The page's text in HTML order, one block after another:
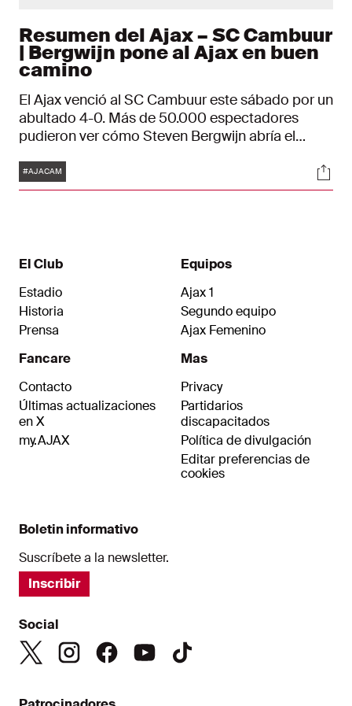
Resumen del Ajax – SC Cambuur
| Bergwijn pone al Ajax en buen
camino
El Ajax venció al SC Cambuur este sábado por un
abultado 4-0. Más de 50.000 espectadores
pudieron ver cómo Steven Bergwijn abría el
primera mitad. Devyne Rensch y Mohammed
Kudus aumentaron la ventaja el marcador
contra el Rangers FC.
Etiquetas
#AJACAM
El Club
Estadio
Historia
Prensa
Fancare
Contacto
Últimas actualizaciones
en X
my.AJAX
Equipos
Ajax 1
Segundo equipo
Ajax Femenino
Mas
Privacy
Partidarios
discapacitados
Política de divulgación
Editar preferencias de
cookies
Boletin informativo
Suscríbete a la newsletter.
Inscribir
Social